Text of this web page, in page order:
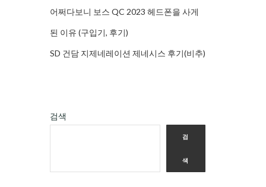
어쩌다보니 보스 QC 2023 헤드폰을 사게
된 이유 (구입기, 후기)
SD 건담 지제네레이션 제네시스 후기(비추)
검색
검
색